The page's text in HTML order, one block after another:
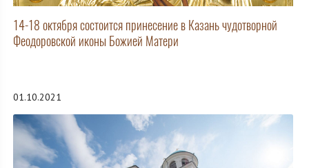
14-18 октября состоится принесение в Казань чудотворной
Феодоровской иконы Божией Матери
01.10.2021